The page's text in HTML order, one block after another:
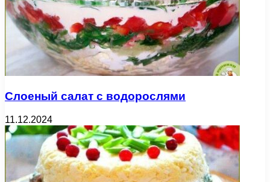
Слоеный салат с водорослями
11.12.2024